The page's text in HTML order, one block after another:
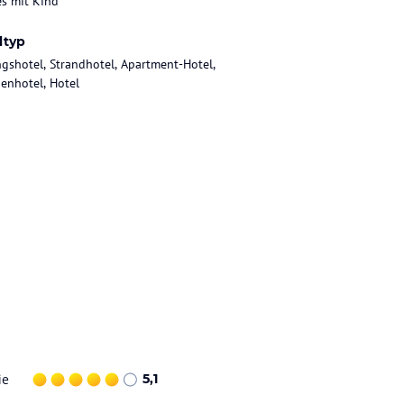
Strandhotel, Apartment-Hotel,
Hotel
5,1